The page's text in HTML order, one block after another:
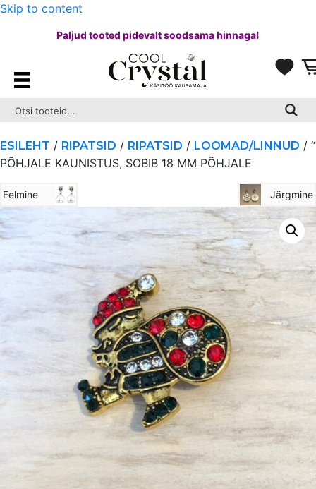
Skip to content
Paljud tooted pidevalt soodsama hinnaga!
ESILEHT / RIPATSID / RIPATSID / LOOMAD/LINNUD /
PÕHJALE KAUNISTUS, SOBIB 18 MM PÕHJALE
Eelmine Järgmine